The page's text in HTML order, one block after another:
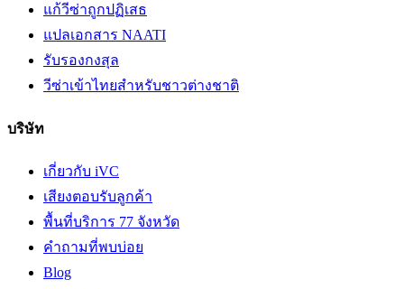
แก้วีซ่าถูกปฏิเสธ
แปลเอกสาร NAATI
รับรองกงสุล
วีซ่าเข้าไทยสำหรับชาวต่างชาติ
บริษัท
เกี่ยวกับ iVC
เสียงตอบรับลูกค้า
พื้นที่บริการ 77 จังหวัด
คำถามที่พบบ่อย
Blog